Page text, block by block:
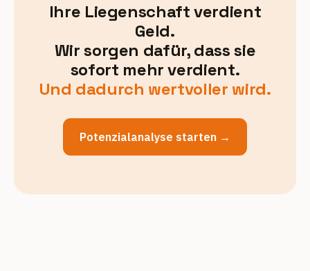
Ihre Liegenschaft verdient
Geld.
Wir sorgen dafür, dass sie
sofort mehr verdient.
Und dadurch wertvoller wird.
Potenzialanalyse starten →